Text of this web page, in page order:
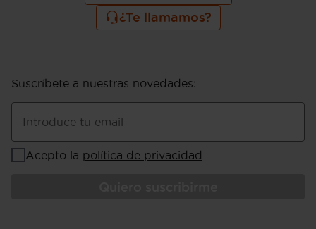
¿Te llamamos?
Suscríbete a nuestras novedades:
Introduce tu email
Acepto la política de privacidad